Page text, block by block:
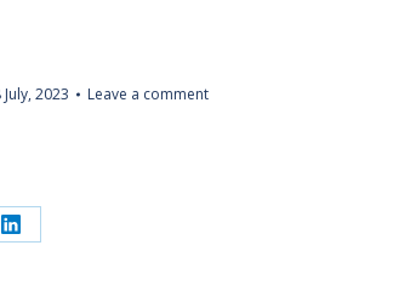
July, 2023 Leave a comment
Share